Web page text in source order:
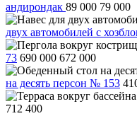
андирондак 89 000 79 000
двух автомобилей с
73 690 000 672 000
на десять персон № 153
712 400